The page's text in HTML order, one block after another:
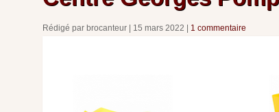
Rédigé par brocanteur 15 mars 2022 1 commentaire